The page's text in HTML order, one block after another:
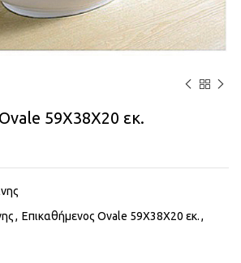
μεγέθυνση
59Χ38Χ20 εκ.
, Επικαθήμενος Ovale 59Χ38Χ20 εκ.,